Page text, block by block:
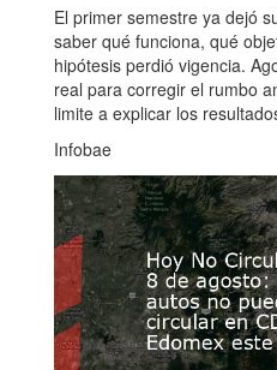
El primer semestre ya dejó
saber qué funciona, qué
hipótesis perdió vigencia.
real para corregir el rumbo
limite a explicar los
Infobae